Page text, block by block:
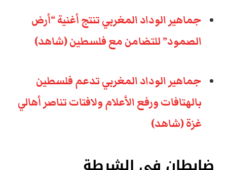
جماهير الوداد المغربي تنتج أغنية “أرض
الصمود” للتضامن مع فلسطين (شاهد)
جماهير الوداد المغربي تدعم فلسطين
بالهتافات ورفع الأعلام ولافتات تناصر أهالي
غزة (شاهد)